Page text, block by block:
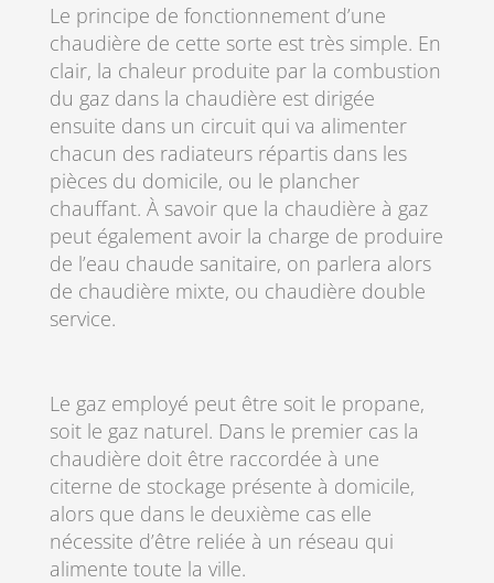
Le principe de fonctionnement d’une
chaudière de cette sorte est très simple. En
clair, la chaleur produite par la combustion
du gaz dans la chaudière est dirigée
ensuite dans un circuit qui va alimenter
chacun des radiateurs répartis dans les
pièces du domicile, ou le plancher
chauffant. À savoir que la chaudière à gaz
peut également avoir la charge de produire
de l’eau chaude sanitaire, on parlera alors
de chaudière mixte, ou chaudière double
service.
Le gaz employé peut être soit le propane,
soit le gaz naturel. Dans le premier cas la
chaudière doit être raccordée à une
citerne de stockage présente à domicile,
alors que dans le deuxième cas elle
nécessite d’être reliée à un réseau qui
alimente toute la ville.